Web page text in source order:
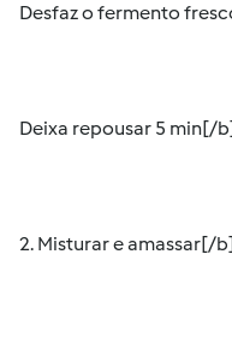
Desfaz o fermento
Deixa repousar 5 min[/
2. Misturar e amassar[/